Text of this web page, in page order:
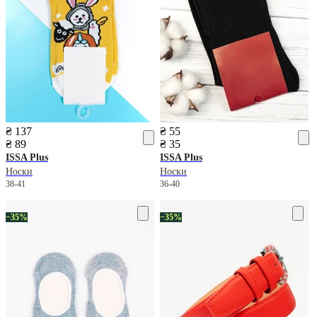
₴ 137
₴ 89
ISSA Plus
Носки
38-41
₴ 55
₴ 35
ISSA Plus
Носки
36-40
−35% −35%